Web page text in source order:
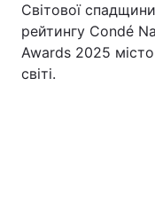
Світової
рейтингу Condé
Awards 2025
світі.